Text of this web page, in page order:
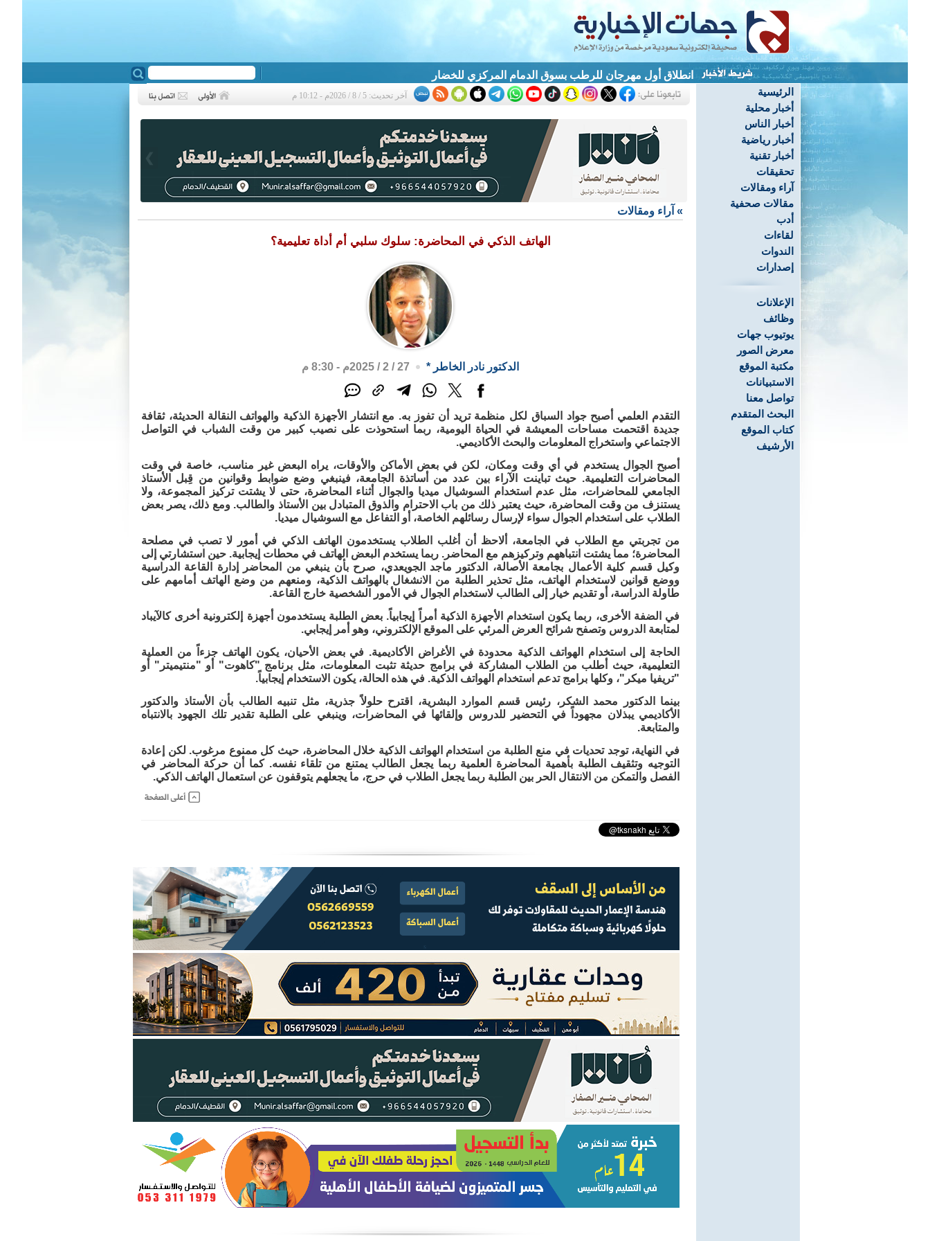
انطلاق أول مهرجان للرطب بسوق الدمام المركزي للخضار
الرئيسية
أخبار محلية
أخبار الناس
أخبار رياضية
أخبار تقنية
تحقيقات
آراء ومقالات
مقالات صحفية
أدب
لقاءات
الندوات
إصدارات
الإعلانات
وظائف
يوتيوب جهات
معرض الصور
مكتبة الموقع
الاستبيانات
تواصل معنا
البحث المتقدم
كتاب الموقع
الأرشيف
آخر تحديث: 5 / 8 / 2026م - 10:12 م
» آراء ومقالات
الهاتف الذكي في المحاضرة: سلوك سلبي أم أداة تعليمية؟
الدكتور نادر الخاطر * 27 / 2 / 2025م - 8:30 م
التقدم العلمي أصبح جواد السباق لكل منظمة تريد أن تفوز به. مع انتشار الأجهزة الذكية والهواتف النقالة الحديثة، ثقافة
جديدة اقتحمت مساحات المعيشة في الحياة اليومية، ربما استحوذت على نصيب كبير من وقت الشباب في التواصل
الاجتماعي واستخراج المعلومات والبحث الأكاديمي.
أصبح الجوال يستخدم في أي وقت ومكان، لكن في بعض الأماكن والأوقات، يراه البعض غير مناسب، خاصة في وقت
المحاضرات التعليمية. حيث تباينت الآراء بين عدد من أساتذة الجامعة، فينبغي وضع ضوابط وقوانين من قِبل الأستاذ
الجامعي للمحاضرات، مثل عدم استخدام السوشيال ميديا والجوال أثناء المحاضرة، حتى لا يشتت تركيز المجموعة، ولا
يستنزف من وقت المحاضرة، حيث يعتبر ذلك من باب الاحترام والذوق المتبادل بين الأستاذ والطالب. ومع ذلك، يصر بعض
الطلاب على استخدام الجوال سواء لإرسال رسائلهم الخاصة، أو التفاعل مع السوشيال ميديا.
من تجربتي مع الطلاب في الجامعة، ألاحظ أن أغلب الطلاب يستخدمون الهاتف الذكي في أمور لا تصب في مصلحة
المحاضرة؛ مما يشتت انتباههم وتركيزهم مع المحاضر. ربما يستخدم البعض الهاتف في محطات إيجابية. حين استشارتي إلى
وكيل قسم كلية الأعمال بجامعة الأصالة، الدكتور ماجد الجويعدي، صرح بأن ينبغي من المحاضر إدارة القاعة الدراسية
ووضع قوانين لاستخدام الهاتف، مثل تحذير الطلبة من الانشغال بالهواتف الذكية، ومنعهم من وضع الهاتف أمامهم على
طاولة الدراسة، أو تقديم خيار إلى الطالب لاستخدام الجوال في الأمور الشخصية خارج القاعة.
في الضفة الأخرى، ربما يكون استخدام الأجهزة الذكية أمراً إيجابياً. بعض الطلبة يستخدمون أجهزة إلكترونية أخرى كالآيباد
لمتابعة الدروس وتصفح شرائح العرض المرئي على الموقع الإلكتروني، وهو أمر إيجابي.
الحاجة إلى استخدام الهواتف الذكية محدودة في الأغراض الأكاديمية. في بعض الأحيان، يكون الهاتف جزءاً من العملية
التعليمية، حيث أطلب من الطلاب المشاركة في برامج حديثة تثبت المعلومات، مثل برنامج "كاهوت" أو "منتيميتر" أو
"تريفيا ميكر"، وكلها برامج تدعم استخدام الهواتف الذكية. في هذه الحالة، يكون الاستخدام إيجابياً.
بينما الدكتور محمد الشكر، رئيس قسم الموارد البشرية، اقترح حلولاً جذرية، مثل تنبيه الطالب بأن الأستاذ والدكتور
الأكاديمي يبذلان مجهوداً في التحضير للدروس وإلقائها في المحاضرات، وينبغي على الطلبة تقدير تلك الجهود بالانتباه
والمتابعة.
في النهاية، توجد تحديات في منع الطلبة من استخدام الهواتف الذكية خلال المحاضرة، حيث كل ممنوع مرغوب. لكن إعادة
التوجيه وتثقيف الطلبة بأهمية المحاضرة العلمية ربما يجعل الطالب يمتنع من تلقاء نفسه. كما أن حركة المحاضر في
الفصل والتمكن من الانتقال الحر بين الطلبة ربما يجعل الطلاب في حرج، ما يجعلهم يتوقفون عن استعمال الهاتف الذكي.